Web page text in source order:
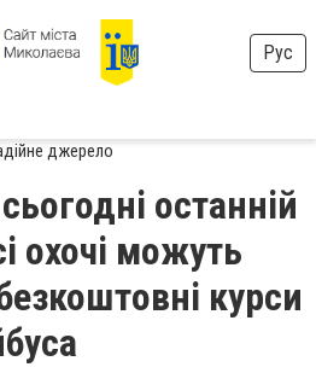
Рус
джерело
останній
охочі можуть
курси